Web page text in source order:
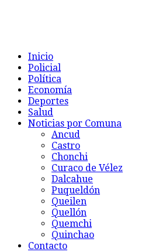
Inicio
Policial
Política
Economía
Deportes
Salud
Noticias por Comuna
Ancud
Castro
Chonchi
Curaco de Vélez
Dalcahue
Puqueldón
Queilen
Quellón
Quemchi
Quinchao
Contacto